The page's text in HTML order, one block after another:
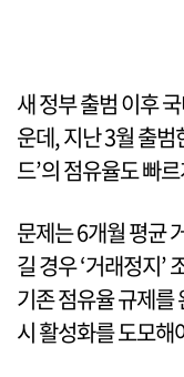
새 정부 출범 이후
운데, 지난 3월 출
드’의 점유율도 빠
문제는 6개월 평균
길 경우 ‘거래정지’
기존 점유율 규제를
시 활성화를 도모해